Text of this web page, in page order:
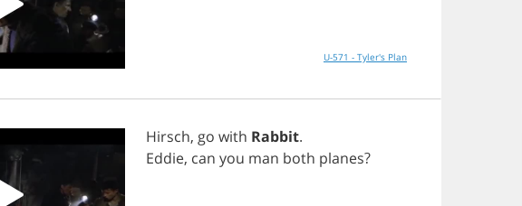
U-571 - Tyler's Plan
Hirsch, go with Rabbit.
Eddie, can you man both planes?